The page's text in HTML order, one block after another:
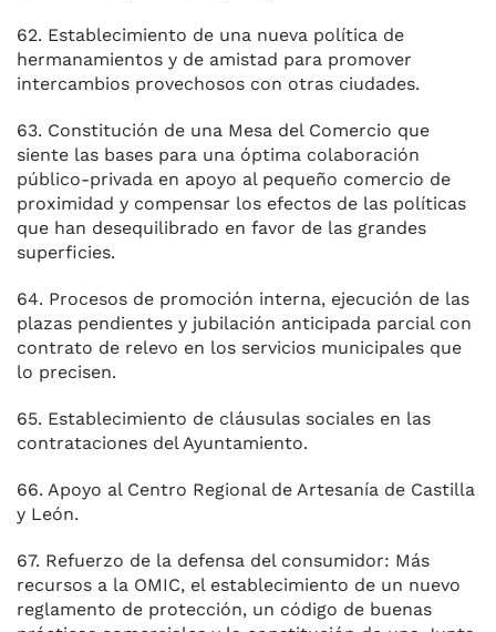
62. Establecimiento de una nueva política de
hermanamientos y de amistad para promover
intercambios provechosos con otras ciudades.
63. Constitución de una Mesa del Comercio que
siente las bases para una óptima colaboración
público-privada en apoyo al pequeño comercio de
proximidad y compensar los efectos de las políticas
que han desequilibrado en favor de las grandes
superficies.
64. Procesos de promoción interna, ejecución de las
plazas pendientes y jubilación anticipada parcial con
contrato de relevo en los servicios municipales que
lo precisen.
65. Establecimiento de cláusulas sociales en las
contrataciones del Ayuntamiento.
66. Apoyo al Centro Regional de Artesanía de Castilla
y León.
67. Refuerzo de la defensa del consumidor: Más
recursos a la OMIC, el establecimiento de un nuevo
reglamento de protección, un código de buenas